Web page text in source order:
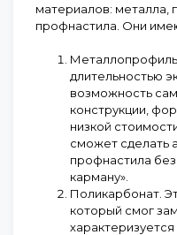
материалов: металла,
профнастила. Они
Металлопрофиль.
длительностью
возможность
конструкции,
низкой
сможет сделать
профнастила
карману».
Поликарбонат.
который смог